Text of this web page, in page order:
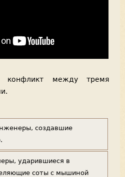
конфликт между тремя
создавшие
ударившиеся в
соты с мышиной